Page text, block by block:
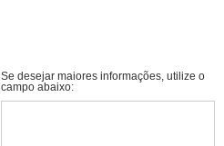
Se desejar maiores informações, utilize o
campo abaixo: